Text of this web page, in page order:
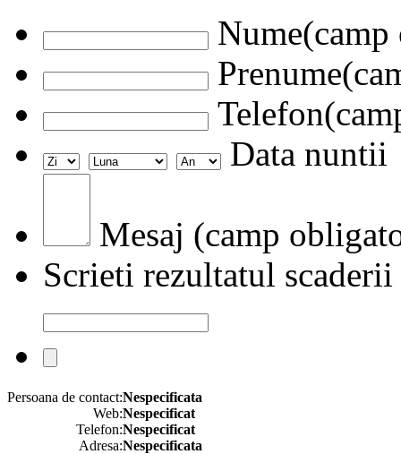
Data nuntii
Mesaj (camp
Scrieti rezultatul scaderii
Persoana de contact:Nespecificata
Web:Nespecificat
Telefon:Nespecificat
Adresa:Nespecificata